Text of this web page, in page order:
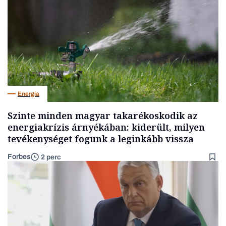
Energia
Szinte minden magyar takarékoskodik az
energiakrízis árnyékában: kiderült, milyen
tevékenységet fogunk a leginkább vissza
Forbes 2 perc